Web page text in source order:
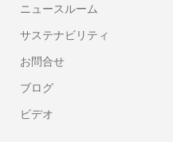
ニュースルーム
サステナビリティ
お問合せ
ブログ
ビデオ